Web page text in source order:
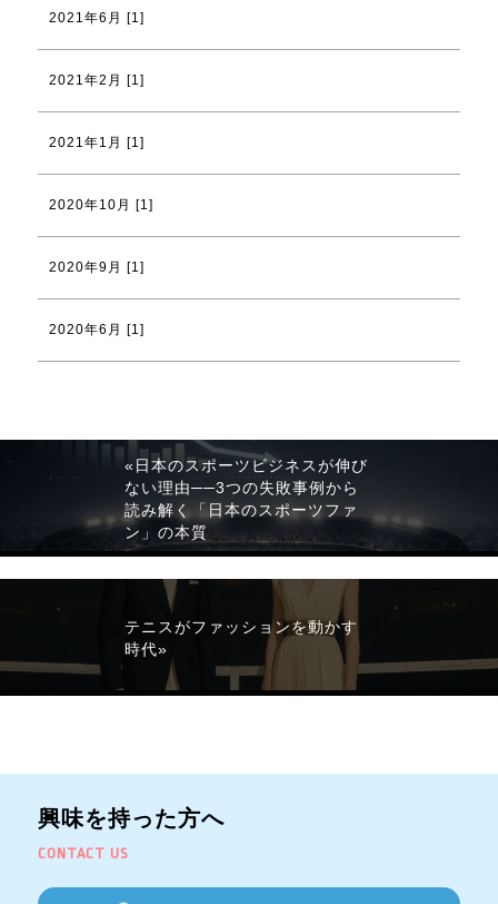
2021年6月 [1]
2021年2月 [1]
2021年1月 [1]
2020年10月 [1]
2020年9月 [1]
2020年6月 [1]
«日本のスポーツビジネスが伸び
ない理由──3つの失敗事例から
読み解く「日本のスポーツファ
ン」の本質
テニスがファッションを動かす
時代»
興味を持った方へ
CONTACT US